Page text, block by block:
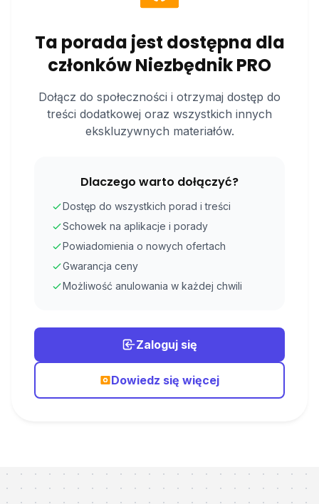
Ta porada jest dostępna dla
członków Niezbędnik PRO
Dołącz do społeczności i otrzymaj dostęp do
treści dodatkowej oraz wszystkich innych
ekskluzywnych materiałów.
Dlaczego warto dołączyć?
Dostęp do wszystkich porad i treści
Schowek na aplikacje i porady
Powiadomienia o nowych ofertach
Gwarancja ceny
Możliwość anulowania w każdej chwili
Zaloguj się
Dowiedz się więcej